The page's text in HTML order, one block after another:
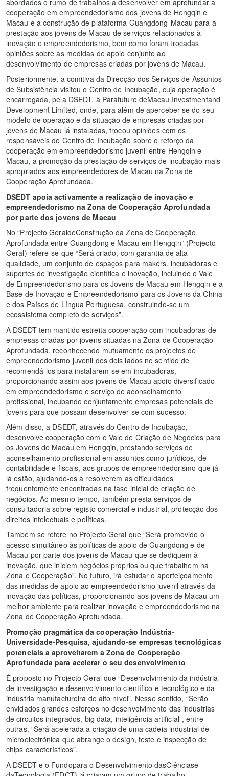
abordados o rumo de trabalhos a desenvolver em aprofundar a
cooperação em empreendedorismo dos jovens de Hengqin e
Macau e a construção de plataforma Guangdong-Macau para a
prestação aos jovens de Macau de serviços relacionados à
inovação e empreendedorismo, bem como foram trocadas
opiniões sobre as medidas de apoio conjunto ao
desenvolvimento de empresas criadas por jovens de Macau.
Posteriormente, a comitiva da Direcção dos Serviços de Assuntos
de Subsistência visitou o Centro de Incubação, cuja operação é
encarregada, pela DSEDT, à Parafuturo deMacau Investmentand
Development Limited, onde, para além de aperceber-se do seu
modelo de operação e da situação de empresas criadas por
jovens de Macau lá instaladas, trocou opiniões com os
responsáveis do Centro de Incubação sobre o reforço da
cooperação em empreendedorismo juvenil entre Hengqin e
Macau, a promoção da prestação de serviços de incubação mais
apropriados aos empreendedores de Macau na Zona de
Cooperação Aprofundada.
DSEDT apoia activamente a realização de inovação e
empreendedorismo na Zona de Cooperação Aprofundada
por parte dos jovens de Macau
No “Projecto GeraldeConstrução da Zona de Cooperação
Aprofundada entre Guangdong e Macau em Hengqin” (Projecto
Geral) refere-se que “Será criado, com garantia de alta
qualidade, um conjunto de espaços para makers, incubadoras e
suportes de investigação científica e inovação, incluindo o Vale
de Empreendedorismo para os Jovens de Macau em Hengqin e a
Base de Inovação e Empreendedorismo para os Jovens da China
e dos Países de Língua Portuguesa, construindo-se um
ecossistema completo de serviços”.
A DSEDT tem mantido estreita cooperação com incubadoras de
empresas criadas por jovens situadas na Zona de Cooperação
Aprofundada, reconhecendo mutuamente os projectos de
empreendedorismo juvenil dos dois lados no sentido de
recomendá-los para instalarem-se em incubadoras,
proporcionando assim aos jovens de Macau apoio diversificado
em empreendedorismo e serviço de aconselhamento
profissional, incubando conjuntamente empresas potenciais de
jovens para que possam desenvolver-se com sucesso.
Além disso, a DSEDT, através do Centro de Incubação,
desenvolve cooperação com o Vale de Criação de Negócios para
os Jovens de Macau em Hengqin, prestando serviços de
aconselhamento profissional em assuntos como jurídicos, de
contabilidade e fiscais, aos grupos de empreendedorismo que já
lá estão, ajudando-os a resolverem as dificuldades
frequentemente encontradas na fase inicial de criação de
negócios. Ao mesmo tempo, também presta serviços de
consultadoria sobre registo comercial e industrial, protecção dos
direitos intelectuais e políticas.
Também se refere no Projecto Geral que “Será promovido o
acesso simultâneo às políticas de apoio de Guangdong e de
Macau por parte dos jovens de Macau que se dediquem à
inovação, que iniciem negócios próprios ou que trabalhem na
Zona e Cooperação”. No futuro, irá estudar o aperfeiçoamento
das medidas de apoio ao empreendedorismo juvenil através da
inovação das políticas, proporcionando aos jovens de Macau um
melhor ambiente para realizar inovação e empreendedorismo na
Zona de Cooperação Aprofundada.
Promoção pragmática da cooperação Indústria-
Universidade-Pesquisa, ajudando-se empresas tecnológicas
potenciais a aproveitarem a Zona de Cooperação
Aprofundada para acelerar o seu desenvolvimento
É proposto no Projecto Geral que “Desenvolvimento da indústria
de investigação e desenvolvimento científico e tecnológico e da
indústria manufactureira de alto nível”. Nesse sentido, “Serão
envidados grandes esforços no desenvolvimento das indústrias
de circuitos integrados, big data, inteligência artificial”, entre
outras. “Será acelerada a criação de uma cadeia industrial de
microelectrónica que abrange o design, teste e inspecção de
chips característicos”.
A DSEDT e o Fundopara o Desenvolvimento dasCiênciase